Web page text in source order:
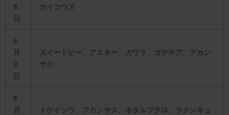
8
日
カイコウズ
6
月
9
日
スイートピー、アスター、ガウラ、ゴデチア、アカン
サス
6
月
トケイソウ、アカンサス、ホタルブクロ、ラナンキュ